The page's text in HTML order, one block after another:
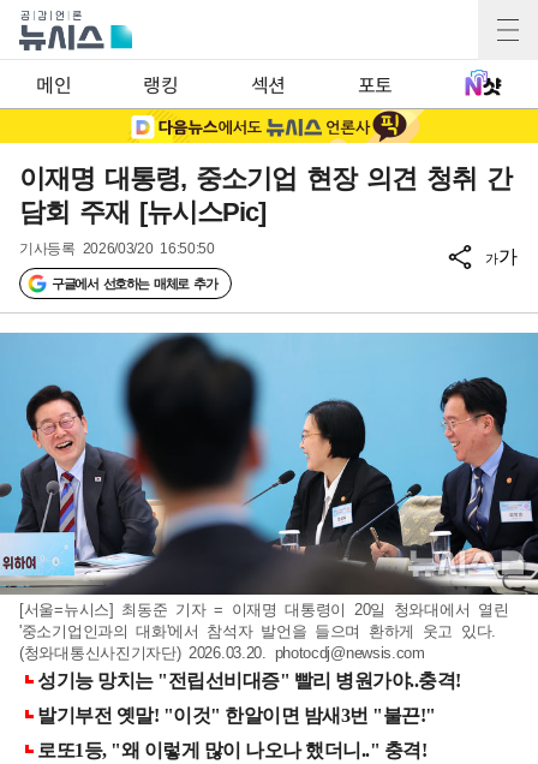
메인 랭킹 섹션 포토
이재명 대통령, 중소기업 현장 의견 청취 간
담회 주재 [뉴시스Pic]
기사등록 2026/03/20 16:50:50
구글에서 선호하는 매체로 추가
가가
[서울=뉴시스] 최동준 기자 = 이재명 대통령이 20일 청와대에서 열린
'중소기업인과의 대화'에서 참석자 발언을 들으며 환하게 웃고 있다.
(청와대통신사진기자단) 2026.03.20. photocdj@newsis.com